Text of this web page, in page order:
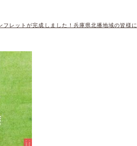
フレットが完成しました！兵庫県北播地域の皆様